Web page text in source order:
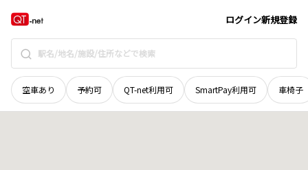
ログイン新規登録
空車あり 予約可 QT-net利用可 SmartPay利用可 車椅子
青森県